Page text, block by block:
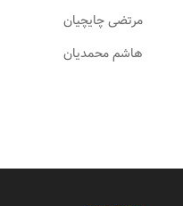
مرتضی چایچیان
هاشم محمدیان